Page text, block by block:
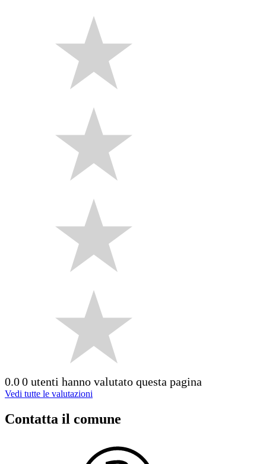
0.00 utenti hanno valutato questa pagina
Vedi tutte le valutazioni
Contatta il comune